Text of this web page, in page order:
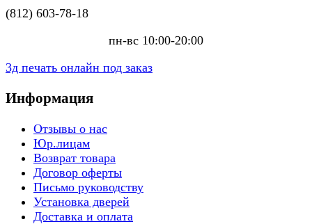
(812) 603-78-18
пн-вс 10:00-20:00
3д печать онлайн под заказ
Информация
Отзывы о нас
Юр.лицам
Возврат товара
Договор оферты
Письмо руководству
Установка дверей
Доставка и оплата